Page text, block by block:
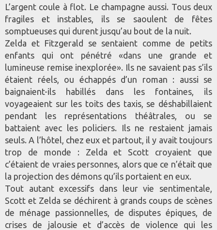
L’argent coule à flot. Le champagne aussi. Tous deux
fragiles et instables, ils se saoulent de fêtes
somptueuses qui durent jusqu’au bout de la nuit.
Zelda et Fitzgerald se sentaient comme de petits
enfants qui ont pénétré «dans une grande et
lumineuse remise inexplorée». Ils ne savaient pas s’ils
étaient réels, ou échappés d’un roman : aussi se
baignaient-ils habillés dans les fontaines, ils
voyageaient sur les toits des taxis, se déshabillaient
pendant les représentations théâtrales, ou se
battaient avec les policiers. Ils ne restaient jamais
seuls. A l’hôtel, chez eux et partout, il y avait toujours
trop de monde : Zelda et Scott croyaient que
c’étaient de vraies personnes, alors que ce n’était que
la projection des démons qu’ils portaient en eux.
Tout autant excessifs dans leur vie sentimentale,
Scott et Zelda se déchirent à grands coups de scènes
de ménage passionnelles, de disputes épiques, de
crises de jalousie et d’accès de violence qui les